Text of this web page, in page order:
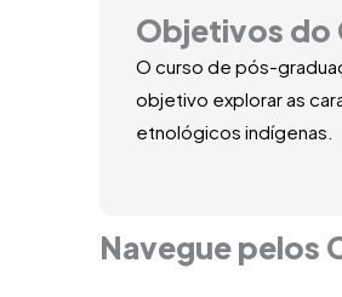
Objetivos do
O curso de pós-
objetivo explorar as
etnológicos indígenas.
Navegue pelos